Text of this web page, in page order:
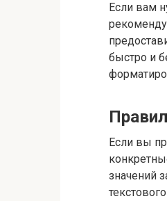
Если вам
быстро и
Если вы
значений